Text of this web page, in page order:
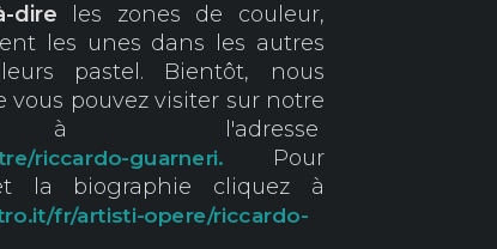
dire
les zones de couleur,
les unes dans les autres
pastel. Bientôt, nous
vous pouvez visiter sur notre
l'adresse
riccardo-guarneri.
Pour
la biographie cliquez à
fr/artisti-opere/riccardo-